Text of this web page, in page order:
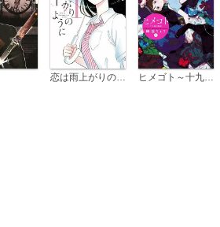
恋は雨上がりのように ヒメゴト～十九歳の制服～